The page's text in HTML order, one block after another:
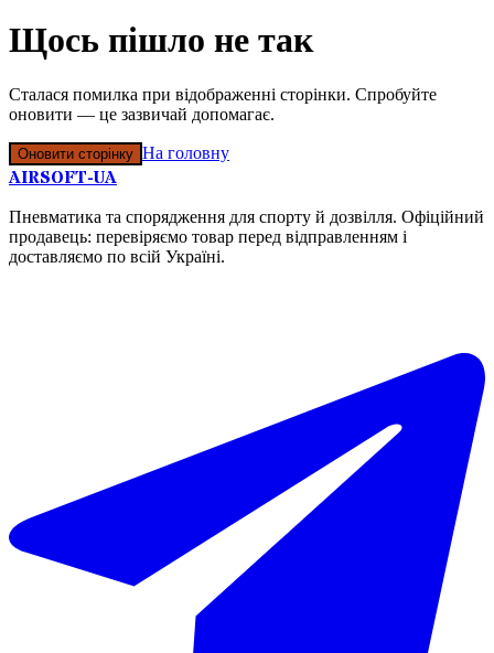
Щось пішло не так
Сталася помилка при відображенні сторінки. Спробуйте
оновити — це зазвичай допомагає.
Оновити сторінку На головну
AIRSOFT-UA
Пневматика та спорядження для спорту й дозвілля. Офіційний
продавець: перевіряємо товар перед відправленням і
доставляємо по всій Україні.